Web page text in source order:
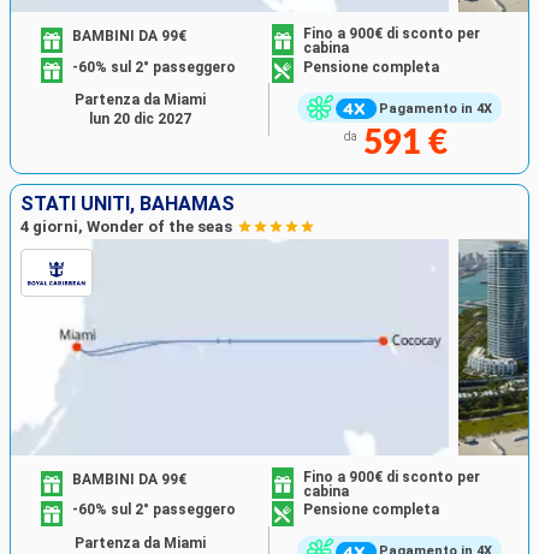
Pagamento in 4X
BAMBINI DA 99€
Fino a 900€ di sconto per
cabina
-60% sul 2° passeggero
Pensione completa
da 591 €
Partenza da Miami
lun 20 dic 2027
STATI UNITI, BAHAMAS
4 giorni, Wonder of the seas
BAMBINI DA 99€
Fino a 900€ di sconto per
cabina
-60% sul 2° passeggero
Pensione completa
Partenza da Miami